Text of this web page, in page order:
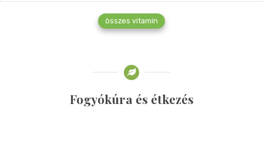
összes vitamin
Fogyókúra és étkezés